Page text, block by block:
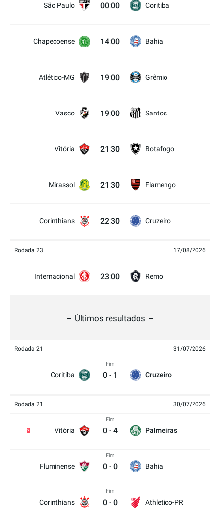
São Paulo 00:00 Coritiba
Chapecoense 14:00 Bahia
Atlético-MG 19:00 Grêmio
Vasco 19:00 Santos
Vitória 21:30 Botafogo
Mirassol 21:30 Flamengo
Corinthians 22:30 Cruzeiro
Rodada 23 17/08/2026
Internacional 23:00 Remo
Últimos resultados
Rodada 21 31/07/2026
Coritiba
Fim
0 - 1 Cruzeiro
Rodada 21 30/07/2026
Vitória
2
Fim
0 - 4 Palmeiras
Fluminense
Fim
0 - 0 Bahia
Corinthians
Fim
0 - 0 Athletico-PR